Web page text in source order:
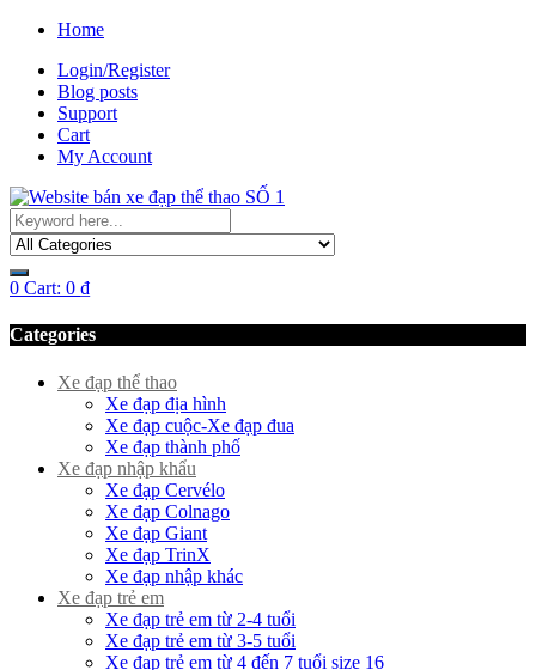
Home
Login/Register
Blog posts
Support
Cart
My Account
0 Cart: 0 ₫
Categories
Xe đạp thể thao
Xe đạp địa hình
Xe đạp cuộc-Xe đạp đua
Xe đạp thành phố
Xe đạp nhập khẩu
Xe đạp Cervélo
Xe đạp Colnago
Xe đạp Giant
Xe đạp TrinX
Xe đạp nhập khác
Xe đạp trẻ em
Xe đạp trẻ em từ 2-4 tuổi
Xe đạp trẻ em từ 3-5 tuổi
Xe đạp trẻ em từ 4 đến 7 tuổi size 16